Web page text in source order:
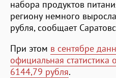
набора продуктов
региону немного
рубля, сообщает
При этом в сентябре
официальная статистика
6144,79 рубля.